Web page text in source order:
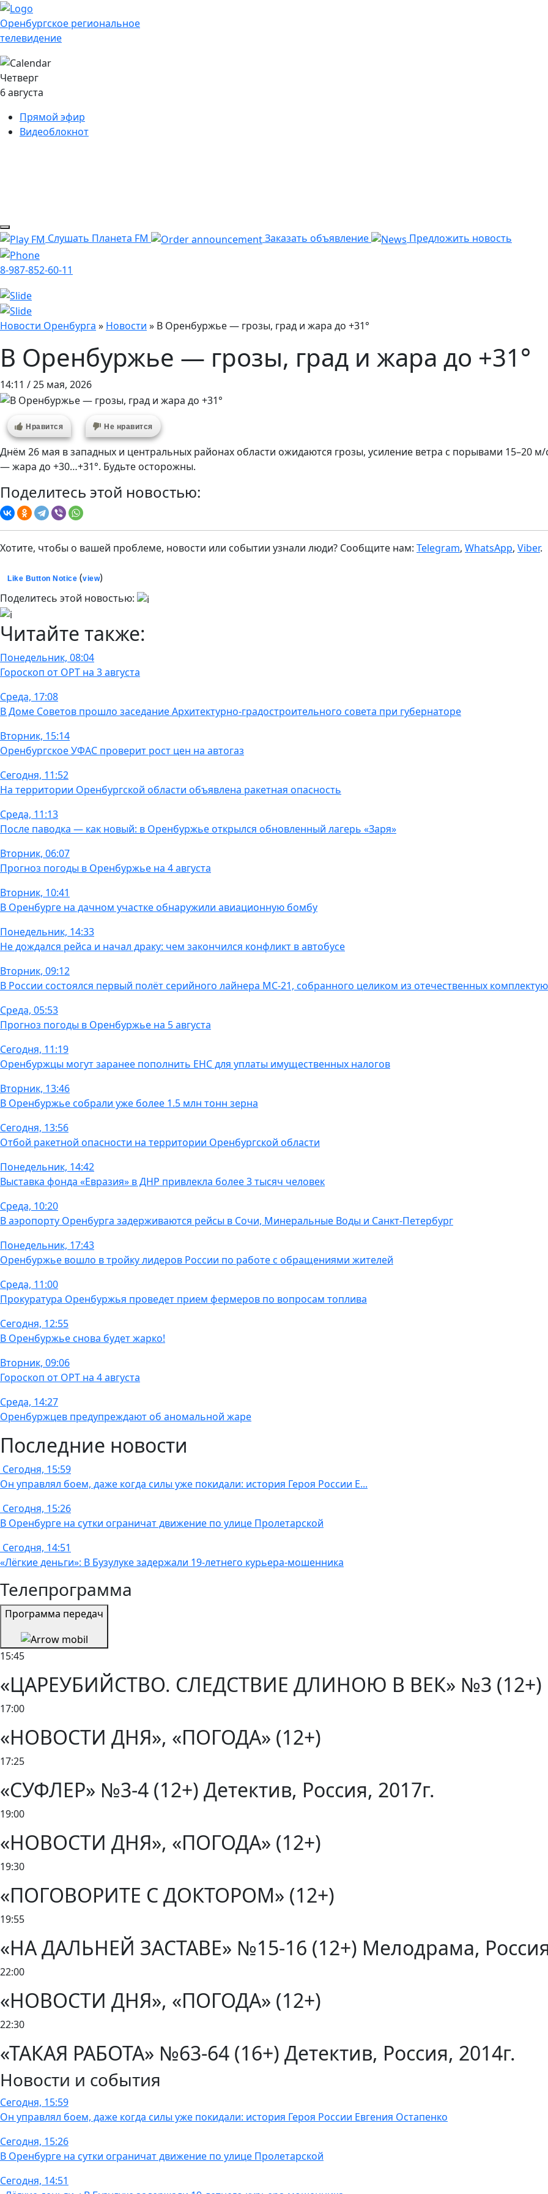
Оренбургское региональное
телевидение
Четверг
6 августа
Прямой эфир
Видеоблокнот
Слушать Планета FM Заказать объявление Предложить новость
8-987-852-60-11
Новости Оренбурга » Новости » В Оренбуржье — грозы, град и жара до +31°
В Оренбуржье — грозы, град и жара до +31°
14:11 / 25 мая, 2026
Нравится Не нравится
Днём 26 мая в западных и центральных районах области ожидаются грозы, усиление ветра с порывами 15–20
— жара до +30…+31°. Будьте осторожны.
Поделитесь этой новостью:
Хотите, чтобы о вашей проблеме, новости или событии узнали люди? Сообщите нам: Telegram, WhatsApp, Viber.
Like Button Notice (view)
Поделитесь этой новостью:
Читайте также:
Понедельник, 08:04
Гороскоп от ОРТ на 3 августа
Среда, 17:08
В Доме Советов прошло заседание Архитектурно-градостроительного совета при губернаторе
Вторник, 15:14
Оренбургское УФАС проверит рост цен на автогаз
Сегодня, 11:52
На территории Оренбургской области объявлена ракетная опасность
Среда, 11:13
После паводка — как новый: в Оренбуржье открылся обновленный лагерь «Заря»
Вторник, 06:07
Прогноз погоды в Оренбуржье на 4 августа
Вторник, 10:41
В Оренбурге на дачном участке обнаружили авиационную бомбу
Понедельник, 14:33
Не дождался рейса и начал драку: чем закончился конфликт в автобусе
Вторник, 09:12
В России состоялся первый полёт серийного лайнера МС-21, собранного целиком из отечественных
Среда, 05:53
Прогноз погоды в Оренбуржье на 5 августа
Сегодня, 11:19
Оренбуржцы могут заранее пополнить ЕНС для уплаты имущественных налогов
Вторник, 13:46
В Оренбуржье собрали уже более 1.5 млн тонн зерна
Сегодня, 13:56
Отбой ракетной опасности на территории Оренбургской области
Понедельник, 14:42
Выставка фонда «Евразия» в ДНР привлекла более 3 тысяч человек
Среда, 10:20
В аэропорту Оренбурга задерживаются рейсы в Сочи, Минеральные Воды и Санкт-Петербург
Понедельник, 17:43
Оренбуржье вошло в тройку лидеров России по работе с обращениями жителей
Среда, 11:00
Прокуратура Оренбуржья проведет прием фермеров по вопросам топлива
Сегодня, 12:55
В Оренбуржье снова будет жарко!
Вторник, 09:06
Гороскоп от ОРТ на 4 августа
Среда, 14:27
Оренбуржцев предупреждают об аномальной жаре
Последние новости
Сегодня, 15:59
Он управлял боем, даже когда силы уже покидали: история Героя России Е...
Сегодня, 15:26
В Оренбурге на сутки ограничат движение по улице Пролетарской
Сегодня, 14:51
«Лёгкие деньги»: В Бузулуке задержали 19-летнего курьера-мошенника
Телепрограмма
Программа передач
15:45
«ЦАРЕУБИЙСТВО. СЛЕДСТВИЕ ДЛИНОЮ В ВЕК» №3 (12+)
17:00
«НОВОСТИ ДНЯ», «ПОГОДА» (12+)
17:25
«СУФЛЕР» №3-4 (12+) Детектив, Россия, 2017г.
19:00
«НОВОСТИ ДНЯ», «ПОГОДА» (12+)
19:30
«ПОГОВОРИТЕ С ДОКТОРОМ» (12+)
19:55
«НА ДАЛЬНЕЙ ЗАСТАВЕ» №15-16 (12+) Мелодрама,
22:00
«НОВОСТИ ДНЯ», «ПОГОДА» (12+)
22:30
«ТАКАЯ РАБОТА» №63-64 (16+) Детектив, Россия, 2014г.
Новости и события
Сегодня, 15:59
Он управлял боем, даже когда силы уже покидали: история Героя России Евгения Остапенко
Сегодня, 15:26
В Оренбурге на сутки ограничат движение по улице Пролетарской
Сегодня, 14:51